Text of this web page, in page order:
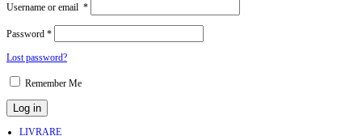
Username or email *
Password *
Lost password?
Remember Me
Log in
LIVRARE